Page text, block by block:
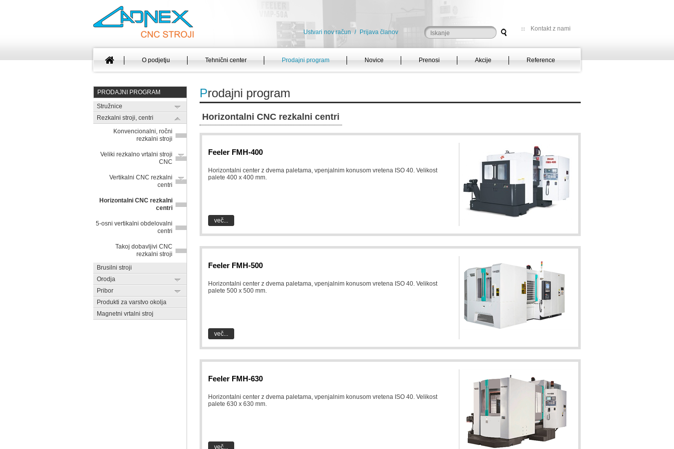
Ustvari nov račun / Prijava članov Kontakt z nami
O podjetju Tehnični center Prodajni program Novice Prenosi Akcije Reference
PRODAJNI PROGRAM
Stružnice
Rezkalni stroji, centri
Konvencionalni, ročni
rezkalni stroji
Veliki rezkalno vrtalni stroji
CNC
Vertikalni CNC rezkalni
centri
Horizontalni CNC rezkalni
centri
5-osni vertikalni obdelovalni
centri
Takoj dobavljivi CNC
rezkalni stroji
Brusilni stroji
Orodja
Pribor
Produkti za varstvo okolja
Magnetni vrtalni stroj
Prodajni program
Horizontalni CNC rezkalni centri
Feeler FMH-400
Horizontalni center z dvema paletama, vpenjalnim konusom vretena ISO 40. Velikost
palete 400 x 400 mm.
več...
Feeler FMH-500
Horizontalni center z dvema paletama, vpenjalnim konusom vretena ISO 40. Velikost
palete 500 x 500 mm.
več...
Feeler FMH-630
Horizontalni center z dvema paletama, vpenjalnim konusom vretena ISO 40. Velikost
palete 630 x 630 mm.
več...